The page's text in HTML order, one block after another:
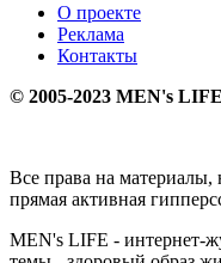
О проекте
Реклама
Контакты
© 2005-2023 MEN's
Все права на материалы,
прямая активная
MEN's LIFE - интернет-